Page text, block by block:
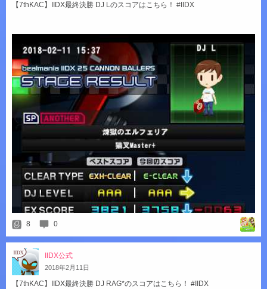
【7thKAC】IIDX最終決勝 DJ Lのスコアはこちら！ #IIDX
8 0
IIDX公式
2018年2月 11 日
【7thKAC】IIDX最終決勝 DJ RAG*のスコアはこちら！ #IIDX